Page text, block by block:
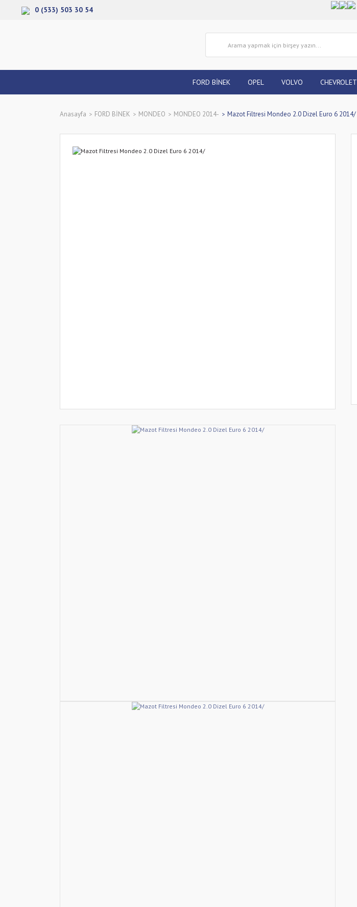
0 (533) 503 30 54
FORD BİNEK OPEL VOLVO CHEVROLET
Anasayfa FORD BİNEK MONDEO MONDEO 2014- Mazot Filtresi Mondeo 2.0 Dizel Euro 6 2014/